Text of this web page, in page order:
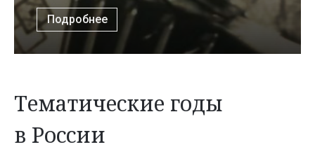
Подробнее
Тематические годы
в России